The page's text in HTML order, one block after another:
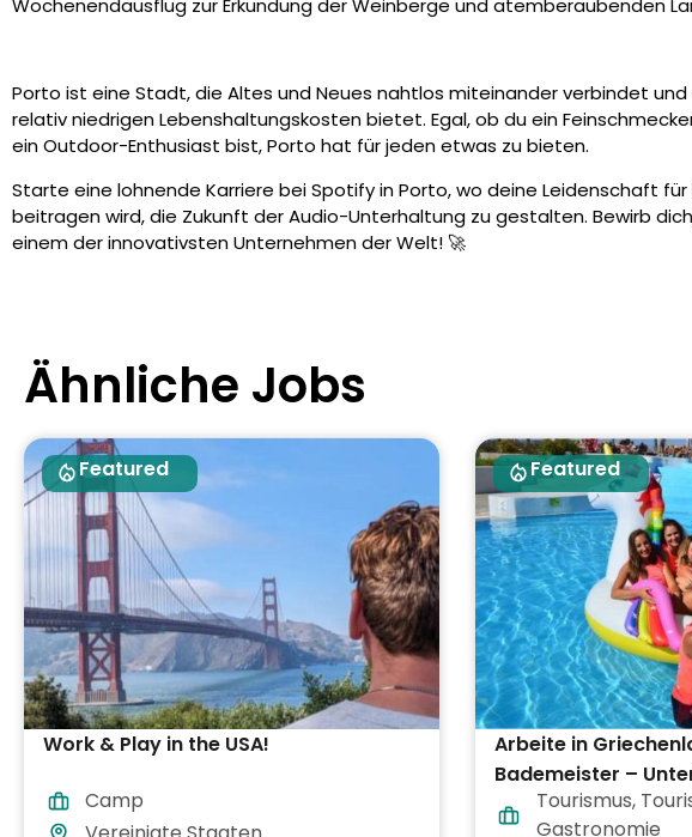
Wochenendausflug zur Erkundung der Weinberge und atemberaubenden
Porto ist eine Stadt, die Altes und Neues nahtlos miteinander verbindet
relativ niedrigen Lebenshaltungskosten bietet. Egal, ob du ein
ein Outdoor-Enthusiast bist, Porto hat für jeden etwas zu bieten.
Starte eine lohnende Karriere bei Spotify in Porto, wo deine Leidenschaft für
beitragen wird, die Zukunft der Audio-Unterhaltung zu gestalten. Bewirb
einem der innovativsten Unternehmen der Welt! 🚀
Ähnliche Jobs
Featured
Work & Play in the USA!
Camp
Featured
Arbeite in
Bademeister –
Verpflegung
Tourismus,
Gastronomie